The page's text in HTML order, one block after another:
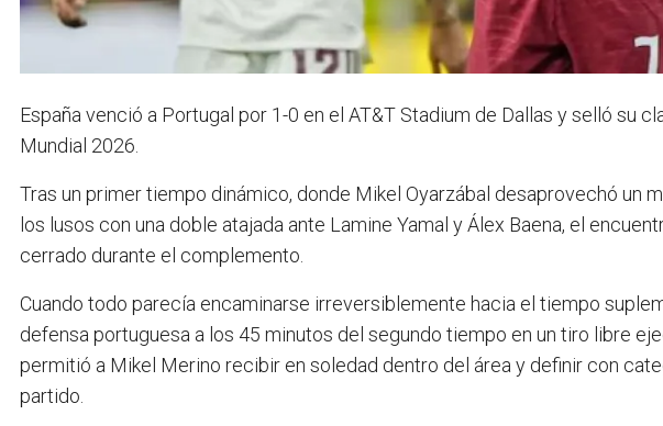
España venció a Portugal por 1-0 en el AT&T Stadium de Dallas y selló su
Mundial 2026.
Tras un primer tiempo dinámico, donde Mikel Oyarzábal desaprovechó un
los lusos con una doble atajada ante Lamine Yamal y Álex Baena, el
cerrado durante el complemento.
Cuando todo parecía encaminarse irreversiblemente hacia el tiempo
defensa portuguesa a los 45 minutos del segundo tiempo en un tiro libre
permitió a Mikel Merino recibir en soledad dentro del área y definir con
partido.